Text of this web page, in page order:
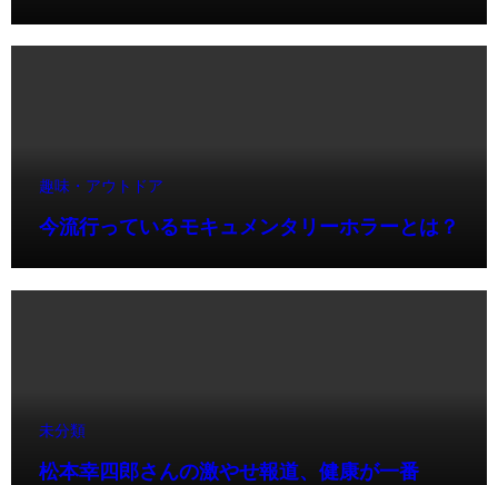
趣味・アウトドア
今流行っているモキュメンタリーホラーとは？
未分類
松本幸四郎さんの激やせ報道、健康が一番